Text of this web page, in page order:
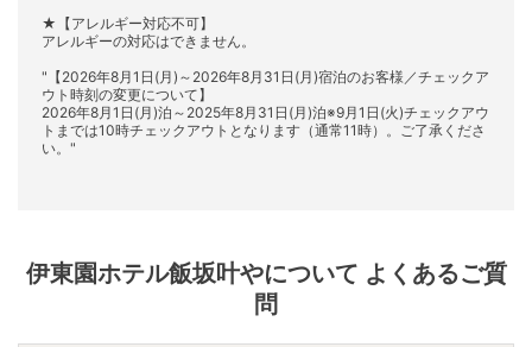
★【アレルギー対応不可】
アレルギーの対応はできません。
"【2026年8月1日(月)～2026年8月31日(月)宿泊のお客様／チェックア
ウト時刻の変更について】
2026年8月1日(月)泊～2025年8月31日(月)泊※9月1日(火)チェックアウ
トまでは10時チェックアウトとなります（通常11時）。ご了承くださ
い。"
伊東園ホテル飯坂叶やについて よくあるご質
問